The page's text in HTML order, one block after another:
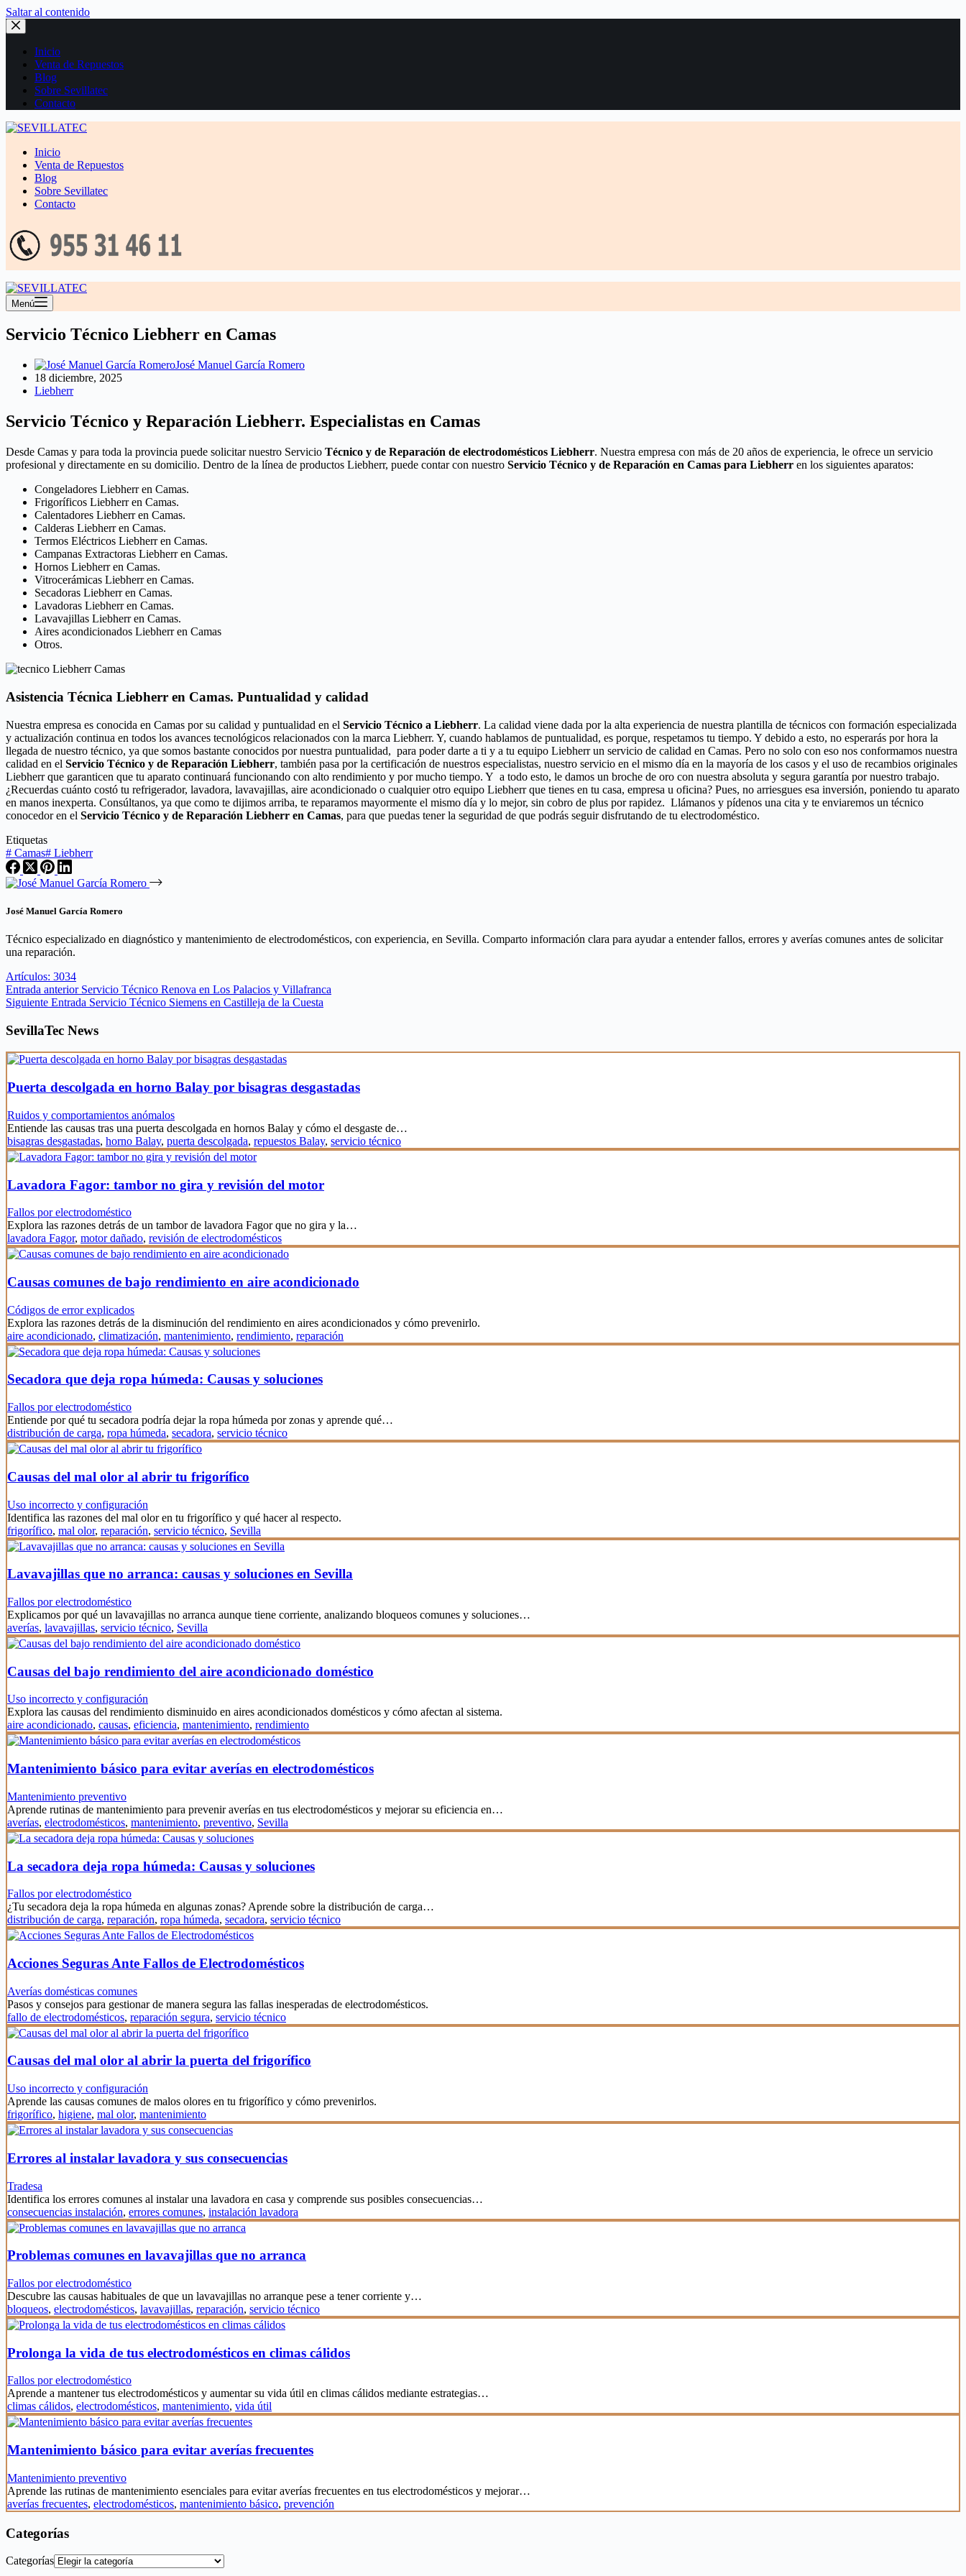
Saltar al contenido
Inicio
Venta de Repuestos
Blog
Sobre Sevillatec
Contacto
Inicio
Venta de Repuestos
Blog
Sobre Sevillatec
Contacto
Menú
Servicio Técnico Liebherr en Camas
José Manuel García Romero
18 diciembre, 2025
Liebherr
Servicio Técnico y Reparación Liebherr. Especialistas en Camas
Desde Camas y para toda la provincia puede solicitar nuestro Servicio Técnico y de Reparación de electrodomésticos Liebherr. Nuestra empresa con más de 20 años de experiencia, le ofrece un servicio
profesional y directamente en su domicilio. Dentro de la línea de productos Liebherr, puede contar con nuestro Servicio Técnico y de Reparación en Camas para Liebherr en los siguientes aparatos:
Congeladores Liebherr en Camas.
Frigoríficos Liebherr en Camas.
Calentadores Liebherr en Camas.
Calderas Liebherr en Camas.
Termos Eléctricos Liebherr en Camas.
Campanas Extractoras Liebherr en Camas.
Hornos Liebherr en Camas.
Vitrocerámicas Liebherr en Camas.
Secadoras Liebherr en Camas.
Lavadoras Liebherr en Camas.
Lavavajillas Liebherr en Camas.
Aires acondicionados Liebherr en Camas
Otros.
Asistencia Técnica Liebherr en Camas. Puntualidad y calidad
Nuestra empresa es conocida en Camas por su calidad y puntualidad en el Servicio Técnico a Liebherr. La calidad viene dada por la alta experiencia de nuestra plantilla de técnicos con formación especializada
y actualización continua en todos los avances tecnológicos relacionados con la marca Liebherr. Y, cuando hablamos de puntualidad, es porque, respetamos tu tiempo. Y debido a esto, no esperarás por hora la
llegada de nuestro técnico, ya que somos bastante conocidos por nuestra puntualidad, para poder darte a ti y a tu equipo Liebherr un servicio de calidad en Camas. Pero no solo con eso nos conformamos nuestra
calidad en el Servicio Técnico y de Reparación Liebherr, también pasa por la certificación de nuestros especialistas, nuestro servicio en el mismo día en la mayoría de los casos y el uso de recambios originales
Liebherr que garanticen que tu aparato continuará funcionando con alto rendimiento y por mucho tiempo. Y a todo esto, le damos un broche de oro con nuestra absoluta y segura garantía por nuestro trabajo.
¿Recuerdas cuánto costó tu refrigerador, lavadora, lavavajillas, aire acondicionado o cualquier otro equipo Liebherr que tienes en tu casa, empresa u oficina? Pues, no arriesgues esa inversión, poniendo tu aparato
en manos inexperta. Consúltanos, ya que como te dijimos arriba, te reparamos mayormente el mismo día y lo mejor, sin cobro de plus por rapidez. Llámanos y pídenos una cita y te enviaremos un técnico
conocedor en el Servicio Técnico y de Reparación Liebherr en Camas, para que puedas tener la seguridad de que podrás seguir disfrutando de tu electrodoméstico.
Etiquetas
# Camas# Liebherr
José Manuel García Romero
Técnico especializado en diagnóstico y mantenimiento de electrodomésticos, con experiencia, en Sevilla. Comparto información clara para ayudar a entender fallos, errores y averías comunes antes de solicitar
una reparación.
Artículos: 3034
Entrada anterior Servicio Técnico Renova en Los Palacios y Villafranca
Siguiente Entrada Servicio Técnico Siemens en Castilleja de la Cuesta
SevillaTec News
Puerta descolgada en horno Balay por bisagras desgastadas
Ruidos y comportamientos anómalos
Entiende las causas tras una puerta descolgada en hornos Balay y cómo el desgaste de…
bisagras desgastadas, horno Balay, puerta descolgada, repuestos Balay, servicio técnico
Lavadora Fagor: tambor no gira y revisión del motor
Fallos por electrodoméstico
Explora las razones detrás de un tambor de lavadora Fagor que no gira y la…
lavadora Fagor, motor dañado, revisión de electrodomésticos
Causas comunes de bajo rendimiento en aire acondicionado
Códigos de error explicados
Explora las razones detrás de la disminución del rendimiento en aires acondicionados y cómo prevenirlo.
aire acondicionado, climatización, mantenimiento, rendimiento, reparación
Secadora que deja ropa húmeda: Causas y soluciones
Fallos por electrodoméstico
Entiende por qué tu secadora podría dejar la ropa húmeda por zonas y aprende qué…
distribución de carga, ropa húmeda, secadora, servicio técnico
Causas del mal olor al abrir tu frigorífico
Uso incorrecto y configuración
Identifica las razones del mal olor en tu frigorífico y qué hacer al respecto.
frigorífico, mal olor, reparación, servicio técnico, Sevilla
Lavavajillas que no arranca: causas y soluciones en Sevilla
Fallos por electrodoméstico
Explicamos por qué un lavavajillas no arranca aunque tiene corriente, analizando bloqueos comunes y soluciones…
averías, lavavajillas, servicio técnico, Sevilla
Causas del bajo rendimiento del aire acondicionado doméstico
Uso incorrecto y configuración
Explora las causas del rendimiento disminuido en aires acondicionados domésticos y cómo afectan al sistema.
aire acondicionado, causas, eficiencia, mantenimiento, rendimiento
Mantenimiento básico para evitar averías en electrodomésticos
Mantenimiento preventivo
Aprende rutinas de mantenimiento para prevenir averías en tus electrodomésticos y mejorar su eficiencia en…
averías, electrodomésticos, mantenimiento, preventivo, Sevilla
La secadora deja ropa húmeda: Causas y soluciones
Fallos por electrodoméstico
¿Tu secadora deja la ropa húmeda en algunas zonas? Aprende sobre la distribución de carga…
distribución de carga, reparación, ropa húmeda, secadora, servicio técnico
Acciones Seguras Ante Fallos de Electrodomésticos
Averías domésticas comunes
Pasos y consejos para gestionar de manera segura las fallas inesperadas de electrodomésticos.
fallo de electrodomésticos, reparación segura, servicio técnico
Causas del mal olor al abrir la puerta del frigorífico
Uso incorrecto y configuración
Aprende las causas comunes de malos olores en tu frigorífico y cómo prevenirlos.
frigorífico, higiene, mal olor, mantenimiento
Errores al instalar lavadora y sus consecuencias
Tradesa
Identifica los errores comunes al instalar una lavadora en casa y comprende sus posibles consecuencias…
consecuencias instalación, errores comunes, instalación lavadora
Problemas comunes en lavavajillas que no arranca
Fallos por electrodoméstico
Descubre las causas habituales de que un lavavajillas no arranque pese a tener corriente y…
bloqueos, electrodomésticos, lavavajillas, reparación, servicio técnico
Prolonga la vida de tus electrodomésticos en climas cálidos
Fallos por electrodoméstico
Aprende a mantener tus electrodomésticos y aumentar su vida útil en climas cálidos mediante estrategias…
climas cálidos, electrodomésticos, mantenimiento, vida útil
Mantenimiento básico para evitar averías frecuentes
Mantenimiento preventivo
Aprende las rutinas de mantenimiento esenciales para evitar averías frecuentes en tus electrodomésticos y mejorar…
averías frecuentes, electrodomésticos, mantenimiento básico, prevención
Categorías
Categorías